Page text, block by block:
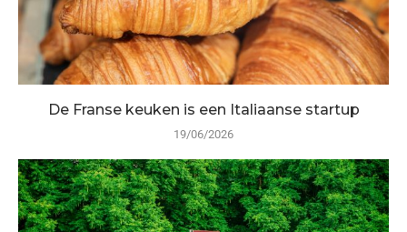
De Franse keuken is een Italiaanse startup
19/06/2026